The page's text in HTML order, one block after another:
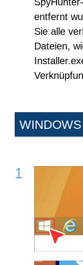
entfernt
Sie alle
Dateien,